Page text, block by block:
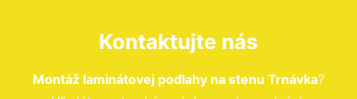
Kontaktujte nás
Montáž laminátovej podlahy na stenu Trnávka?